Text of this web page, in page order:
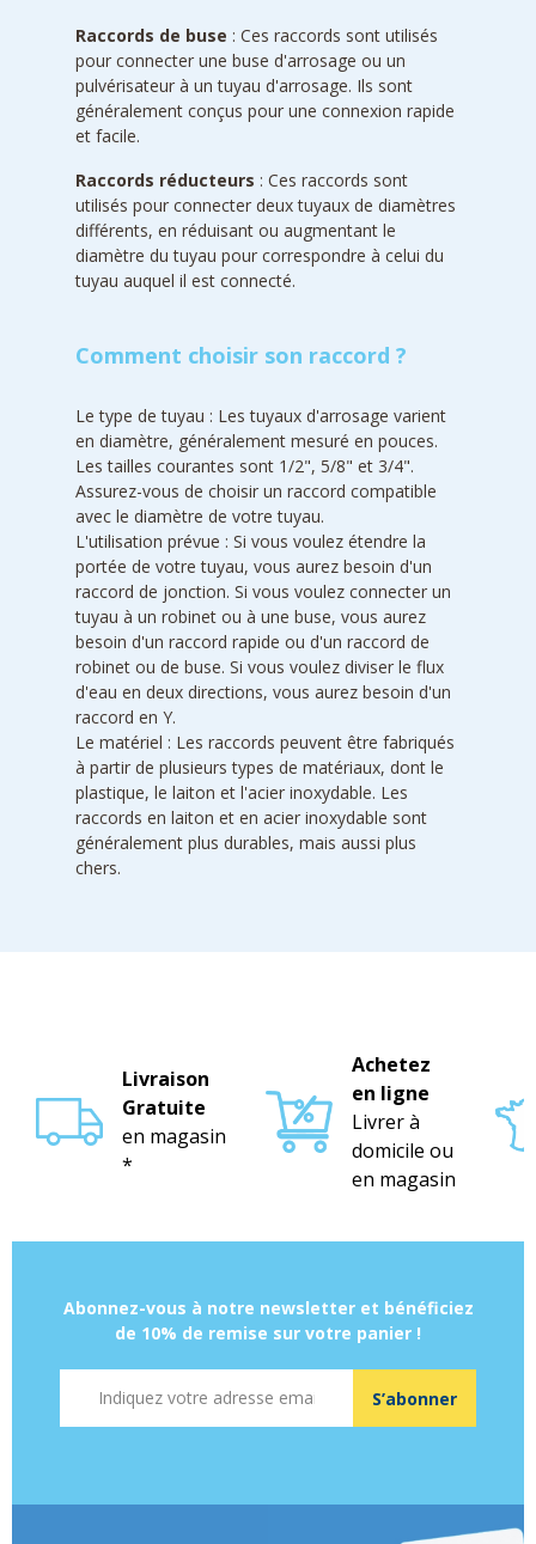
Raccords de buse : Ces raccords sont utilisés
pour connecter une buse d'arrosage ou un
pulvérisateur à un tuyau d'arrosage. Ils sont
généralement conçus pour une connexion rapide
et facile.
Raccords réducteurs : Ces raccords sont
utilisés pour connecter deux tuyaux de diamètres
différents, en réduisant ou augmentant le
diamètre du tuyau pour correspondre à celui du
tuyau auquel il est connecté.
Comment choisir son raccord ?
Le type de tuyau : Les tuyaux d'arrosage varient
en diamètre, généralement mesuré en pouces.
Les tailles courantes sont 1/2", 5/8" et 3/4".
Assurez-vous de choisir un raccord compatible
avec le diamètre de votre tuyau.
L'utilisation prévue : Si vous voulez étendre la
portée de votre tuyau, vous aurez besoin d'un
raccord de jonction. Si vous voulez connecter un
tuyau à un robinet ou à une buse, vous aurez
besoin d'un raccord rapide ou d'un raccord de
robinet ou de buse. Si vous voulez diviser le flux
d'eau en deux directions, vous aurez besoin d'un
raccord en Y.
Le matériel : Les raccords peuvent être fabriqués
à partir de plusieurs types de matériaux, dont le
plastique, le laiton et l'acier inoxydable. Les
raccords en laiton et en acier inoxydable sont
généralement plus durables, mais aussi plus
chers.
Livraison
Gratuite
en magasin
*
Achetez
en ligne
Livrer à
domicile ou
en magasin
Abonnez-vous à notre newsletter et bénéficiez
de 10% de remise sur votre panier !
S’abonner